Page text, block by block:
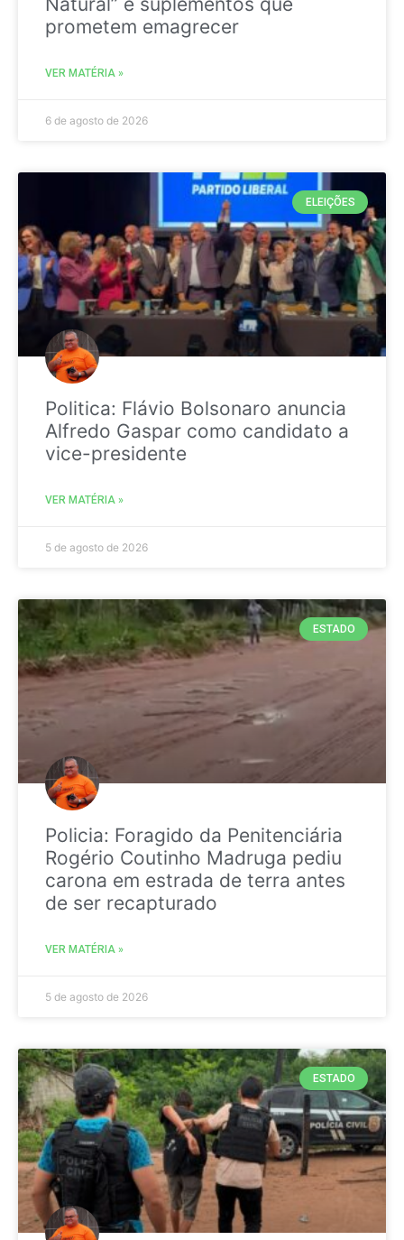
prometem emagrecer
VER MATÉRIA »
6 de agosto de 2026
ELEIÇÕES
Politica: Flávio Bolsonaro anuncia
Alfredo Gaspar como candidato a
vice-presidente
VER MATÉRIA »
5 de agosto de 2026
ESTADO
Policia: Foragido da Penitenciária
Rogério Coutinho Madruga pediu
carona em estrada de terra antes
de ser recapturado
VER MATÉRIA »
5 de agosto de 2026
ESTADO